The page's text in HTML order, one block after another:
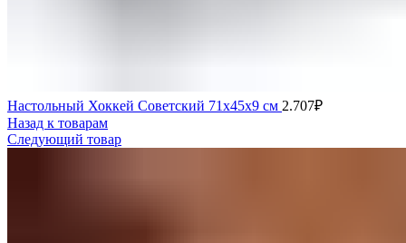
Настольный Хоккей Советский 71х45х9 см 2.707₽
Назад к товарам
Следующий товар